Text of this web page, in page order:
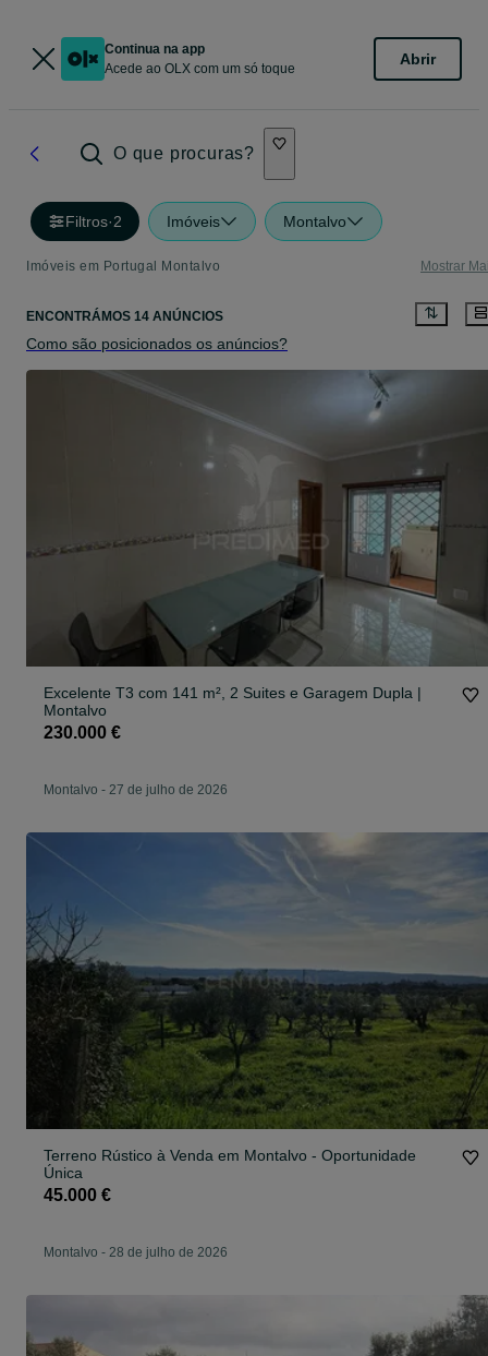
Continua na app
Acede ao OLX com um só toque
Abrir
O que procuras?
Filtros·2 Imóveis Montalvo
Imóveis em Portugal Montalvo Mostrar
ENCONTRÁMOS 14 ANÚNCIOS
Como são posicionados os anúncios?
Excelente T3 com 141 m², 2 Suites e Garagem Dupla |
Montalvo
230.000 €
Montalvo - 27 de julho de 2026
Terreno Rústico à Venda em Montalvo - Oportunidade
Única
45.000 €
Montalvo - 28 de julho de 2026